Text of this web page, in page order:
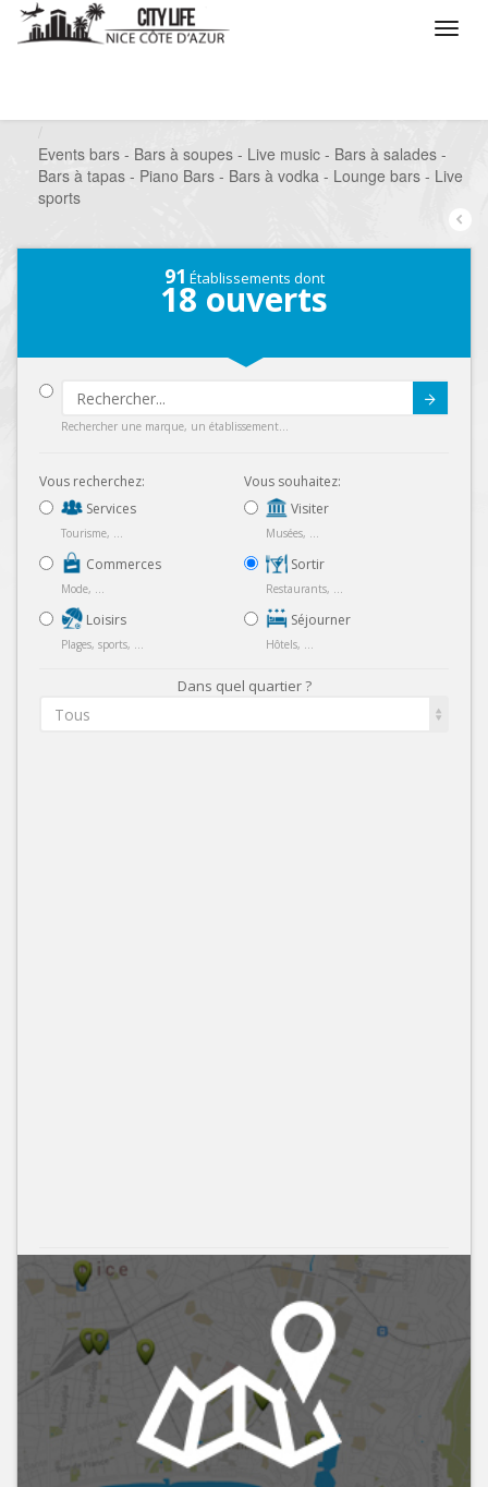
Events bars - Bars à soupes - Live music - Bars à salades -
Bars à tapas - Piano Bars - Bars à vodka - Lounge bars - Live
sports
91 Établissements dont
18 ouverts
Rechercher une marque, un établissement...
Vous recherchez:
Services
Tourisme, ...
Commerces
Mode, ...
Loisirs
Plages, sports, ...
Vous souhaitez:
Visiter
Musées, ...
Sortir
Restaurants, ...
Séjourner
Hôtels, ...
Dans quel quartier ?
Tous